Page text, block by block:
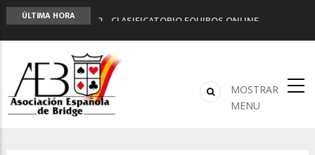
ÚLTIMA HORA
2º CLASIFICATORIO EQUIPOS ONLINE
Monitores de Bridge
ANUNCIATE EN NUESTRA REVISTA
NUEVA PROGRAMACIÓN TORNEOS FUNBRIDGE
MOSTRAR
MENU